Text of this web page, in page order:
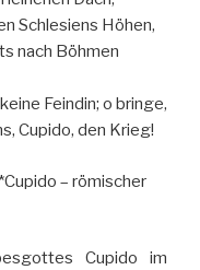
Schlesiens Höhen,
nach Böhmen
Feindin; o bringe,
Cupido, den Krieg!
– römischer
Cupido im